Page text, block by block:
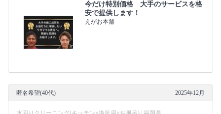
今だけ特別価格 大手のサービスを格
安で提供します！
えがお本舗
匿名希望(40代) 2025年12月